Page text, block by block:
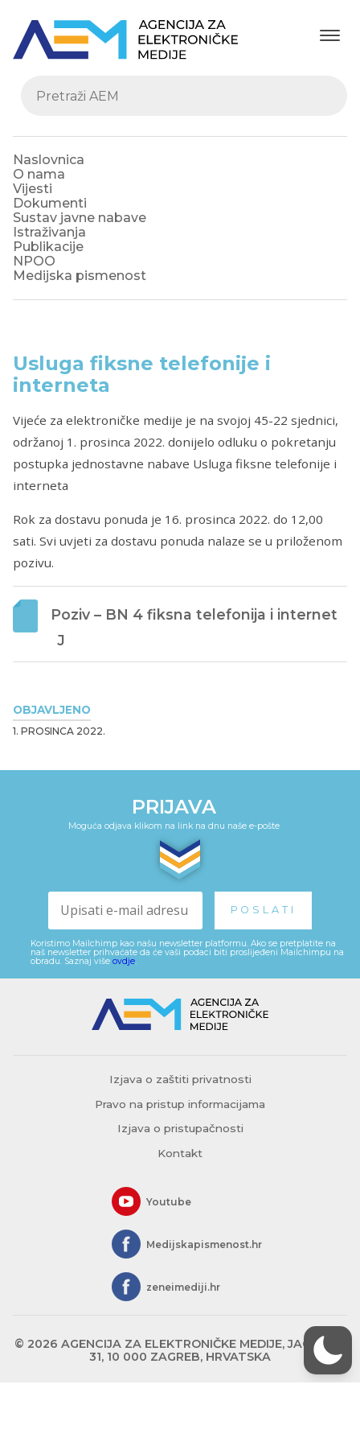
Naslovnica
O nama
Vijesti
Dokumenti
Sustav javne nabave
Istraživanja
Publikacije
NPOO
Medijska pismenost
OBJAVLJENO
1. PROSINCA 2022.
Usluga fiksne telefonije i
interneta
Vijeće za elektroničke medije je na svojoj 45-22 sjednici,
održanoj 1. prosinca 2022. donijelo odluku o pokretanju
postupka jednostavne nabave Usluga fiksne telefonije i
interneta
Rok za dostavu ponuda je 16. prosinca 2022. do 12,00
sati. Svi uvjeti za dostavu ponuda nalaze se u priloženom
pozivu.
Poziv – BN 4 fiksna telefonija i internet
J
PRIJAVA
Moguća odjava klikom na link na dnu naše e-pošte
Koristimo Mailchimp kao našu newsletter platformu. Ako se pretplatite na
naš newsletter prihvaćate da će vaši podaci biti proslijeđeni Mailchimpu na
obradu. Saznaj više ovdje.
Izjava o zaštiti privatnosti
Pravo na pristup informacijama
Izjava o pristupačnosti
Kontakt
Youtube
Medijskapismenost.hr
zeneimediji.hr
© 2026 AGENCIJA ZA ELEKTRONIČKE MEDIJE, JAGIĆEVA
31, 10 000 ZAGREB, HRVATSKA